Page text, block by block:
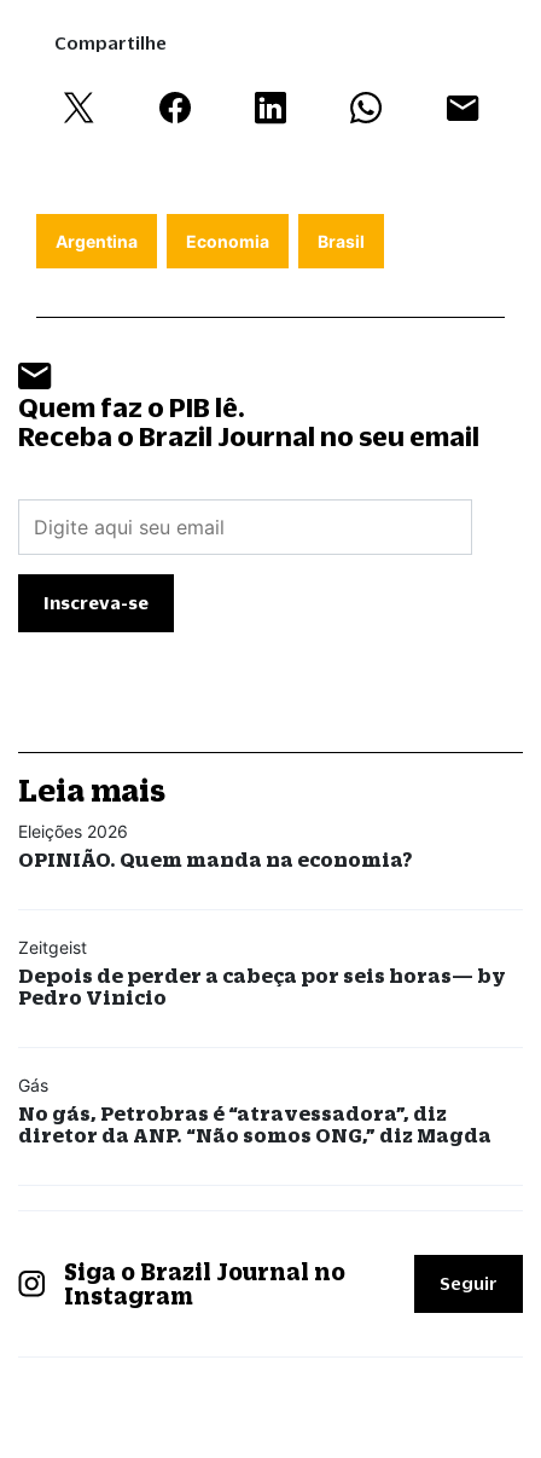
Compartilhe
Argentina Economia Brasil
Quem faz o PIB lê.
Receba o Brazil Journal no seu email
Leia mais
Eleições 2026
OPINIÃO. Quem manda na economia?
Zeitgeist
Depois de perder a cabeça por seis horas— by
Pedro Vinicio
Gás
No gás, Petrobras é “atravessadora”, diz
diretor da ANP. “Não somos ONG,” diz Magda
Siga o Brazil Journal no
Instagram
Seguir